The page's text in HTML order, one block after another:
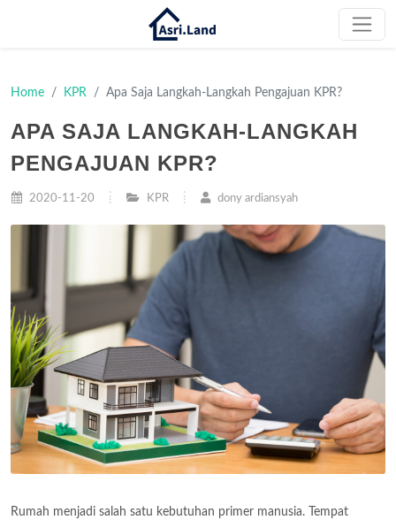
Home KPR Apa Saja Langkah-Langkah Pengajuan KPR?
APA SAJA LANGKAH-LANGKAH
PENGAJUAN KPR?
2020-11-20 KPR dony ardiansyah
Rumah menjadi salah satu kebutuhan primer manusia. Tempat